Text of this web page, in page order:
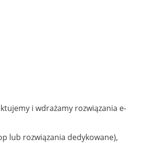
i wdrażamy rozwiązania e-
lub rozwiązania dedykowane),